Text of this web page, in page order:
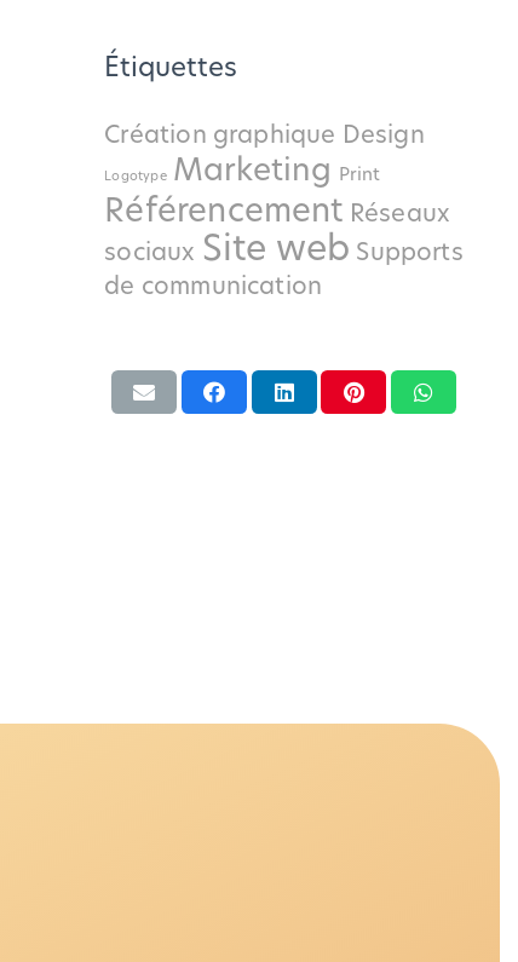
Étiquettes
Création graphique Design
Logotype Marketing Print
Référencement Réseaux
sociaux Site web Supports
de communication